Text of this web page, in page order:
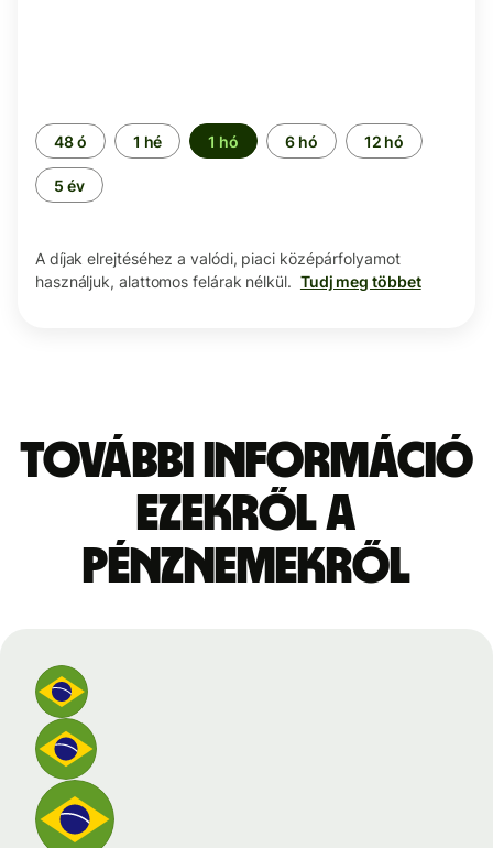
Időszak
48 ó 1 hé 1 hó 6 hó 12 hó
5 év
A díjak elrejtéséhez a valódi, piaci középárfolyamot
használjuk, alattomos felárak nélkül. Tudj meg többet
További információ
ezekről a
pénznemekről